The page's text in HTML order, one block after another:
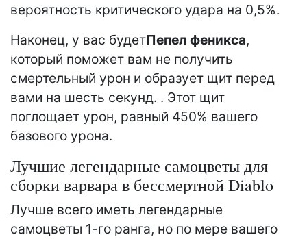
вероятность критического удара на 0,5%.
Наконец, у вас будетПепел феникса,
который поможет вам не получить
смертельный урон и образует щит перед
вами на шесть секунд. . Этот щит
поглощает урон, равный 450% вашего
базового урона.
Лучшие легендарные самоцветы для
сборки варвара в бессмертной Diablo
Лучше всего иметь легендарные
самоцветы 1-го ранга, но по мере вашего